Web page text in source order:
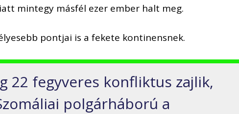
mintegy másfél ezer ember halt meg.
pontjai is a fekete kontinensnek.
22 fegyveres konfliktus zajlik,
polgárháború a